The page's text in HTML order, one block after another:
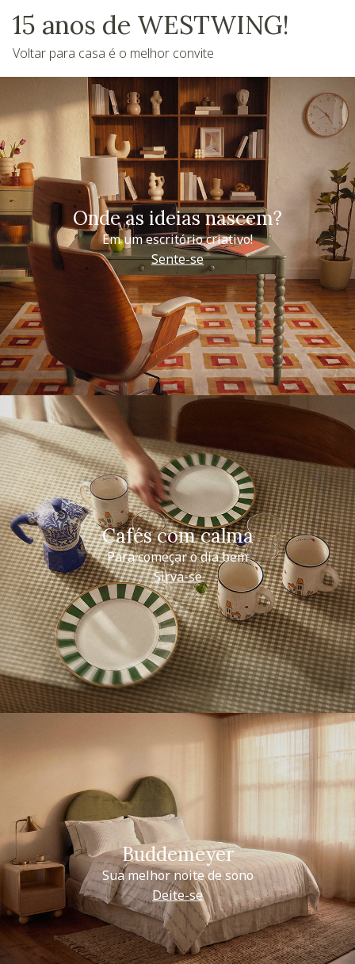
15 anos de WESTWING!
Voltar para casa é o melhor convite
Onde as ideias nascem?
Em um escritório criativo!
Sente-se
Cafés com calma
Para começar o dia bem
Sirva-se
Buddemeyer
Sua melhor noite de sono
Deite-se